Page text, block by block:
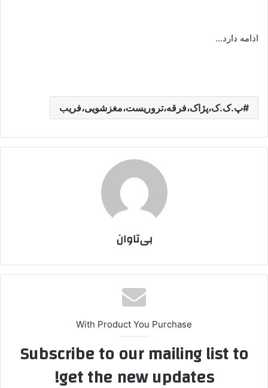
ادامه دارد…
پ.ک.ک،پژاک،فرقه،تروریست،مغزشویی،فریب
بی‌تاوان
With Product You Purchase
Subscribe to our mailing list to
get the new updates!